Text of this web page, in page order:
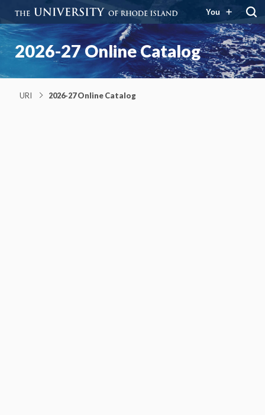
You
2026-27 Online Catalog
URI 2026-27 Online Catalog